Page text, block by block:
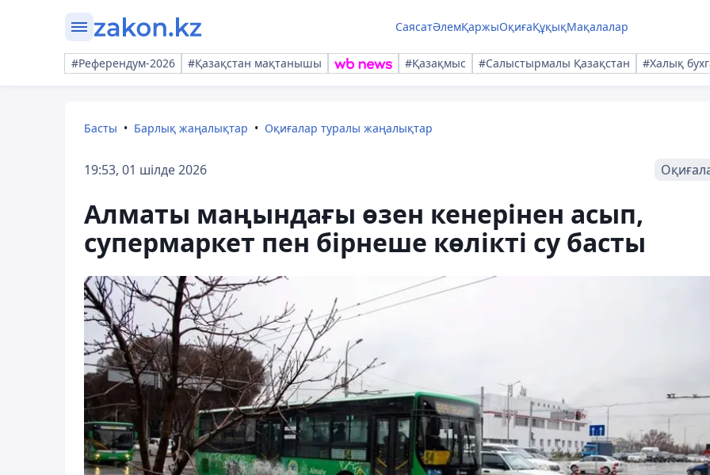
СаясатӘлемҚаржыОқиғаҚұқықМақалалар
#Референдум-2026 #Қазақстан мақтанышы #Қазақмыс #Салыстырмалы Қазақстан #Халық
Басты Барлық жаңалықтар Оқиғалар туралы жаңалықтар
19:53, 01 шілде 2026
Алматы маңындағы өзен кенерінен асып,
супермаркет пен бірнеше көлікті су басты